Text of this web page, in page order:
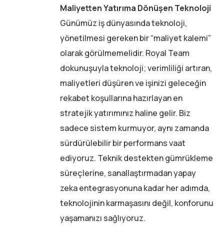
Maliyetten Yatırıma Dönüşen Teknoloji
Günümüz iş dünyasında teknoloji,
yönetilmesi gereken bir “maliyet kalemi”
olarak görülmemelidir. Royal Team
dokunuşuyla teknoloji; verimliliği artıran,
maliyetleri düşüren ve işinizi geleceğin
rekabet koşullarına hazırlayan en
stratejik yatırımınız haline gelir. Biz
sadece sistem kurmuyor, aynı zamanda
sürdürülebilir bir performans vaat
ediyoruz. Teknik destekten gümrükleme
süreçlerine, sanallaştırmadan yapay
zeka entegrasyonuna kadar her adımda,
teknolojinin karmaşasını değil, konforunu
yaşamanızı sağlıyoruz.